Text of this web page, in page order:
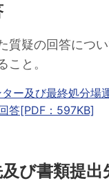
質疑の回答につ
こと。
ー及び最終処分場
答[PDF：597KB]
び書類提出